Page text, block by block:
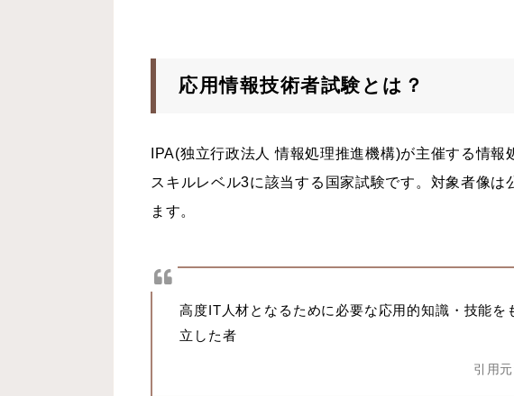
応用情報技術者試験とは？
IPA(独立行政法人 情報処理推進機構)が主催する情
スキルレベル3に該当する国家試験です。対象者像
ます。
高度IT人材となるために必要な応用的知識・技能
立した者
引用